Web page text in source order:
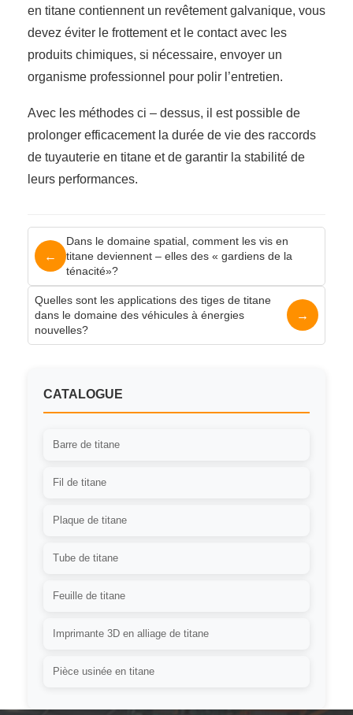
CATALOGUE
Barre de titane
Fil de titane
Plaque de titane
Tube de titane
Feuille de titane
Imprimante 3D en alliage de titane
Pièce usinée en titane
en titane contiennent un revêtement galvanique, vous
devez éviter le frottement et le contact avec les
produits chimiques, si nécessaire, envoyer un
organisme professionnel pour polir l’entretien.
Avec les méthodes ci – dessus, il est possible de
prolonger efficacement la durée de vie des raccords
de tuyauterie en titane et de garantir la stabilité de
leurs performances.
←
Dans le domaine spatial, comment les vis en
titane deviennent – elles des « gardiens de la
ténacité»?
Quelles sont les applications des tiges de titane
dans le domaine des véhicules à énergies
nouvelles?
→